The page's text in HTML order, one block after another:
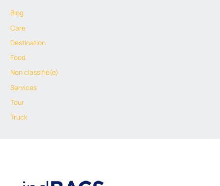
Blog
Care
Destination
Food
Non classifié(e)
Services
Tour
Truck